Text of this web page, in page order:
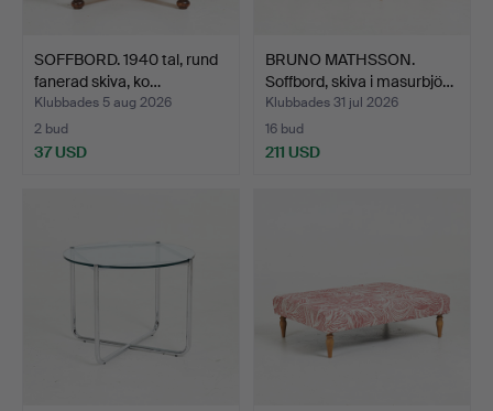
SOFFBORD. 1940 tal, rund
fanerad skiva, ko…
Klubbades 5 aug 2026
2 bud
37 USD
BRUNO MATHSSON.
Soffbord, skiva i masurbjö…
Klubbades 31 jul 2026
16 bud
211 USD